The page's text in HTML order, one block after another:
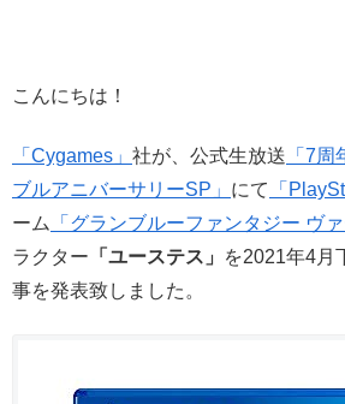
こんにちは！
「Cygames」 社が、公式生放送 「7
ブルアニバーサリーSP」 にて 「
ーム
「グランブルーファンタジー ヴァ
ラクター 「ユーステス」
を2021年4月
事を発表致しました。